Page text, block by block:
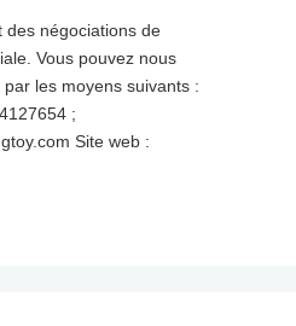
des négociations de
Vous pouvez nous
les moyens suivants :
;
Site web :